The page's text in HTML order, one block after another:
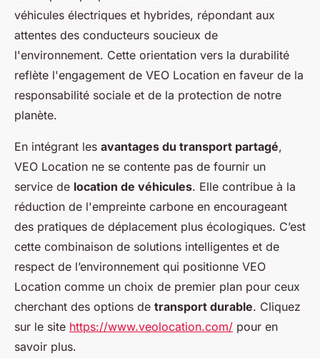
véhicules électriques et hybrides, répondant aux
attentes des conducteurs soucieux de
l'environnement. Cette orientation vers la durabilité
reflète l'engagement de VEO Location en faveur de la
responsabilité sociale et de la protection de notre
planète.
En intégrant les avantages du transport partagé,
VEO Location ne se contente pas de fournir un
service de location de véhicules. Elle contribue à la
réduction de l'empreinte carbone en encourageant
des pratiques de déplacement plus écologiques. C’est
cette combinaison de solutions intelligentes et de
respect de l’environnement qui positionne VEO
Location comme un choix de premier plan pour ceux
cherchant des options de transport durable. Cliquez
sur le site https://www.veolocation.com/ pour en
savoir plus.